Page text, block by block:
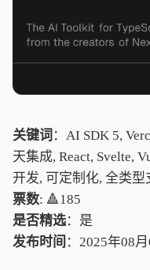
关键词 ：AI SDK 5,
天集成, React, Svelte,
开发, 可定制化, 全类型
票数: 🔺185
是否精选：是
发布时间 ：2025年08